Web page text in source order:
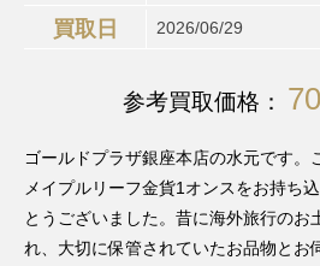
買取日 2026/06/29
参考買取価格：
ゴールドプラザ銀座本店の水元です。
メイプルリーフ金貨1オンスをお持ち
とうございました。昔に海外旅行のお
れ、大切に保管されていたお品物とお